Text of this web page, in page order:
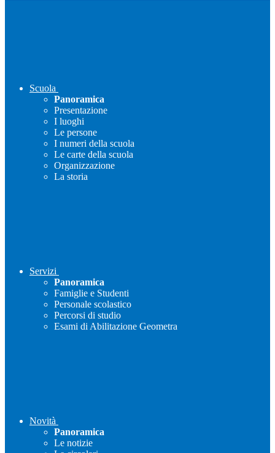
Scuola
Panoramica
Presentazione
I luoghi
Le persone
I numeri della scuola
Le carte della scuola
Organizzazione
La storia
Servizi
Panoramica
Famiglie e Studenti
Personale scolastico
Percorsi di studio
Esami di Abilitazione Geometra
Novità
Panoramica
Le notizie